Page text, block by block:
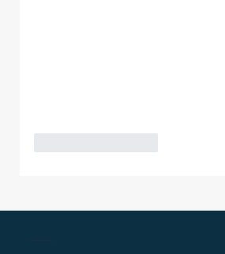
Inschrijven digitale nieuwsbrief